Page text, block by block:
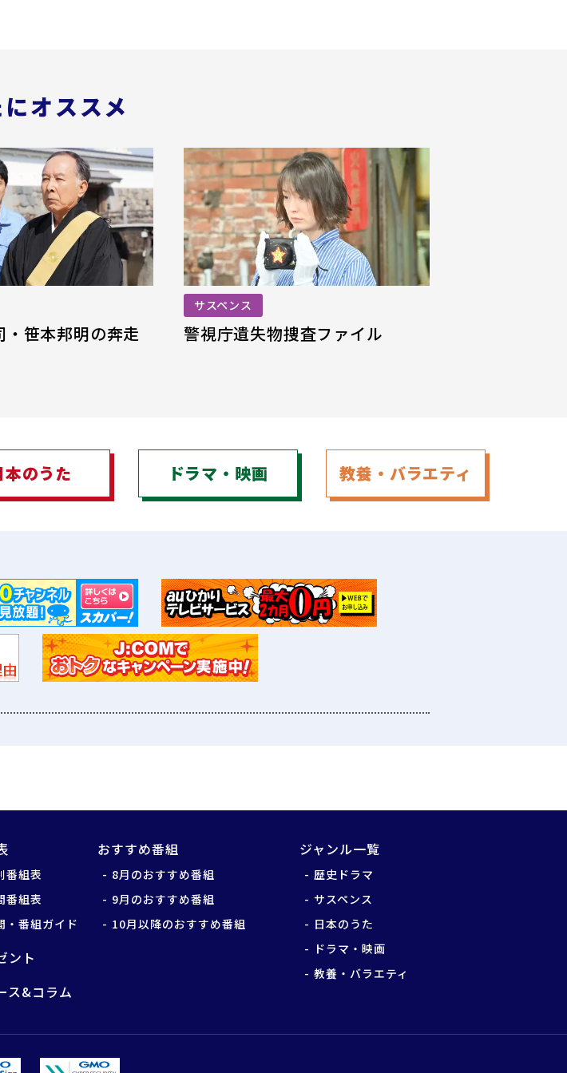
オススメ
笹本邦明の奔走
サスペンス
警視庁遺失物捜査ファイル
本のうた ドラマ ・ 映画 教養 ・ バラエティ
番組表
番組表
・番組ガイド
ント
ス&コラム
おすすめ番組
8月のおすすめ番組
9月のおすすめ番組
10月以降のおすすめ番組
ジャンル一覧
歴史ドラマ
サスペンス
日本のうた
ドラマ・映画
教養・バラエティ